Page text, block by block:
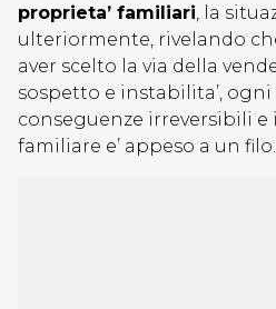
proprieta’ familiari, la
ulteriormente, rivelando
aver scelto la via della
sospetto e instabilita’, ogni
conseguenze irreversibili e
familiare e’ appeso a un filo.